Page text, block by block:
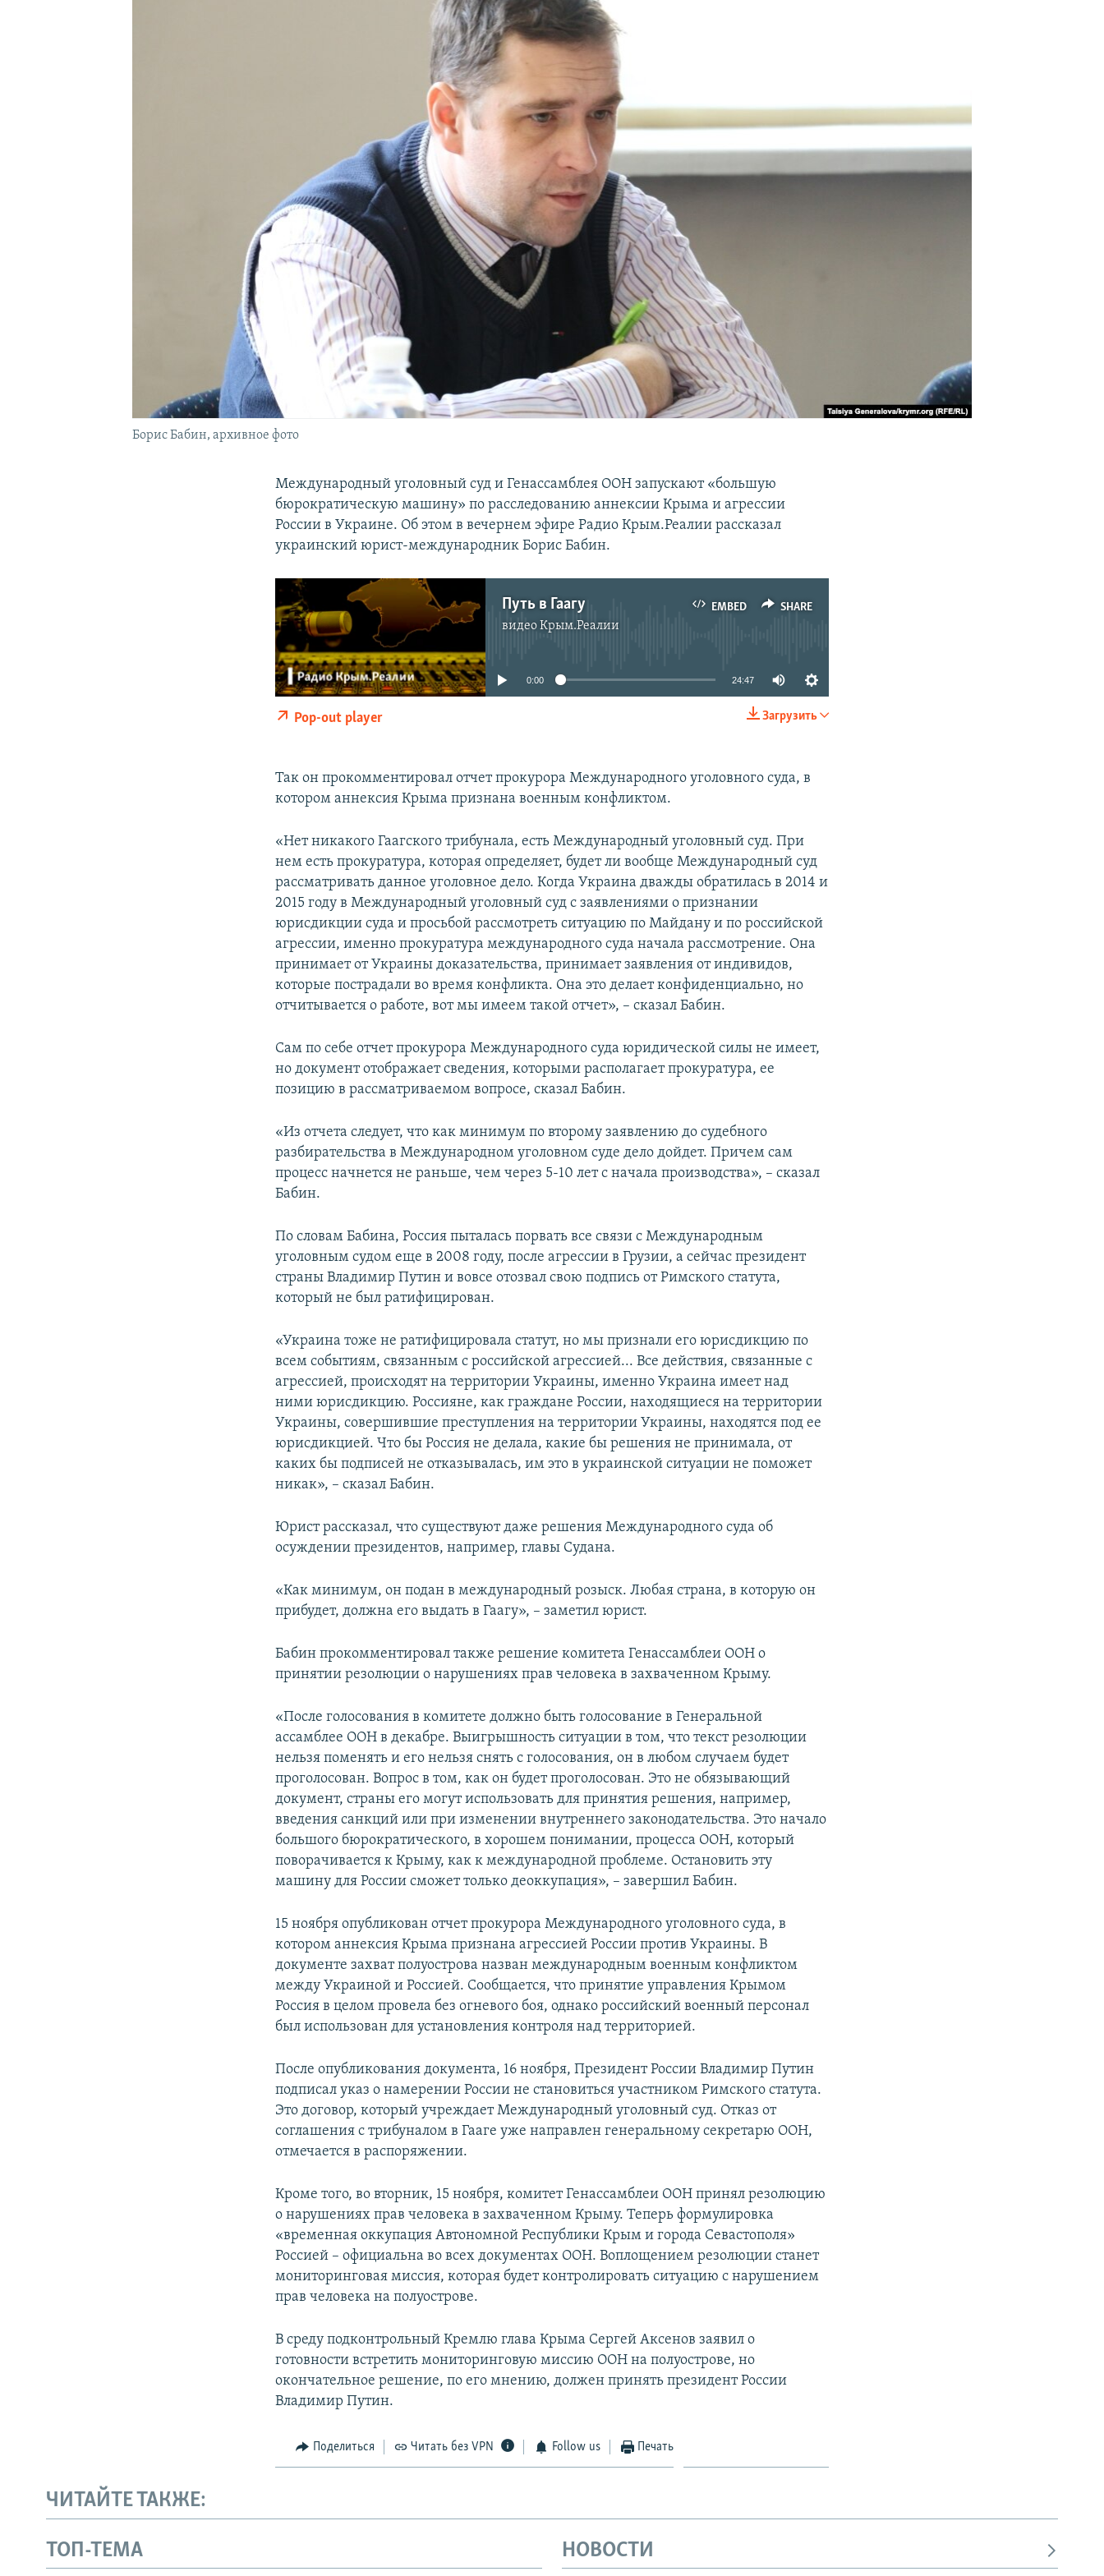
Борис Бабин, архивное фото
Международный уголовный суд и Генассамблея ООН запускают «большую
бюрократическую машину» по расследованию аннексии Крыма и агрессии
России в Украине. Об этом в вечернем эфире Радио Крым.Реалии рассказал
украинский юрист-международник Борис Бабин.
EMBED SHARE
Путь в Гаагу
видеоКрым.Реалии
SHARE
No media source currently available
0:00 24:47
Загрузить
Pop-out player
Так он прокомментировал отчет прокурора Международного уголовного суда, в
котором аннексия Крыма признана военным конфликтом.
«Нет никакого Гаагского трибунала, есть Международный уголовный суд. При
нем есть прокуратура, которая определяет, будет ли вообще Международный суд
рассматривать данное уголовное дело. Когда Украина дважды обратилась в 2014 и
2015 году в Международный уголовный суд с заявлениями о признании
юрисдикции суда и просьбой рассмотреть ситуацию по Майдану и по российской
агрессии, именно прокуратура международного суда начала рассмотрение. Она
принимает от Украины доказательства, принимает заявления от индивидов,
которые пострадали во время конфликта. Она это делает конфиденциально, но
отчитывается о работе, вот мы имеем такой отчет», – сказал Бабин.
Сам по себе отчет прокурора Международного суда юридической силы не имеет,
но документ отображает сведения, которыми располагает прокуратура, ее
позицию в рассматриваемом вопросе, сказал Бабин.
«Из отчета следует, что как минимум по второму заявлению до судебного
разбирательства в Международном уголовном суде дело дойдет. Причем сам
процесс начнется не раньше, чем через 5-10 лет с начала производства», – сказал
Бабин.
По словам Бабина, Россия пыталась порвать все связи с Международным
уголовным судом еще в 2008 году, после агрессии в Грузии, а сейчас президент
страны Владимир Путин и вовсе отозвал свою подпись от Римского статута,
который не был ратифицирован.
«Украина тоже не ратифицировала статут, но мы признали его юрисдикцию по
всем событиям, связанным с российской агрессией... Все действия, связанные с
агрессией, происходят на территории Украины, именно Украина имеет над
ними юрисдикцию. Россияне, как граждане России, находящиеся на территории
Украины, совершившие преступления на территории Украины, находятся под ее
юрисдикцией. Что бы Россия не делала, какие бы решения не принимала, от
каких бы подписей не отказывалась, им это в украинской ситуации не поможет
никак», – сказал Бабин.
Юрист рассказал, что существуют даже решения Международного суда об
осуждении президентов, например, главы Судана.
«Как минимум, он подан в международный розыск. Любая страна, в которую он
прибудет, должна его выдать в Гаагу», – заметил юрист.
Бабин прокомментировал также решение комитета Генассамблеи ООН о
принятии резолюции о нарушениях прав человека в захваченном Крыму.
«После голосования в комитете должно быть голосование в Генеральной
ассамблее ООН в декабре. Выигрышность ситуации в том, что текст резолюции
нельзя поменять и его нельзя снять с голосования, он в любом случаем будет
проголосован. Вопрос в том, как он будет проголосован. Это не обязывающий
документ, страны его могут использовать для принятия решения, например,
введения санкций или при изменении внутреннего законодательства. Это начало
большого бюрократического, в хорошем понимании, процесса ООН, который
поворачивается к Крыму, как к международной проблеме. Остановить эту
машину для России сможет только деоккупация», – завершил Бабин.
15 ноября опубликован отчет прокурора Международного уголовного суда, в
котором аннексия Крыма признана агрессией России против Украины. В
документе захват полуострова назван международным военным конфликтом
между Украиной и Россией. Сообщается, что принятие управления Крымом
Россия в целом провела без огневого боя, однако российский военный персонал
был использован для установления контроля над территорией.
После опубликования документа, 16 ноября, Президент России Владимир Путин
подписал указ о намерении России не становиться участником Римского статута.
Это договор, который учреждает Международный уголовный суд. Отказ от
соглашения с трибуналом в Гааге уже направлен генеральному секретарю ООН,
отмечается в распоряжении.
Кроме того, во вторник, 15 ноября, комитет Генассамблеи ООН принял резолюцию
о нарушениях прав человека в захваченном Крыму. Теперь формулировка
«временная оккупация Автономной Республики Крым и города Севастополя»
Россией – официальна во всех документах ООН. Воплощением резолюции станет
мониторинговая миссия, которая будет контролировать ситуацию с нарушением
прав человека на полуострове.
В среду подконтрольный Кремлю глава Крыма Сергей Аксенов заявил о
готовности встретить мониторинговую миссию ООН на полуострове, но
окончательное решение, по его мнению, должен принять президент России
Владимир Путин.
Поделиться Читать без VPN Follow us Печать
ЧИТАЙТЕ ТАКЖЕ:
ТОП-ТЕМА НОВОСТИ